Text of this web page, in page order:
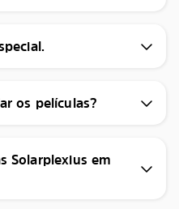
os películas?
Solarplexius em